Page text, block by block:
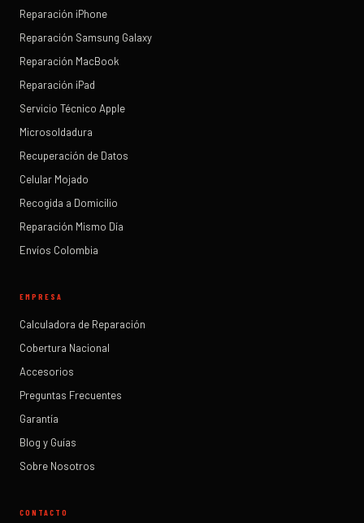
Reparación iPhone
Reparación Samsung Galaxy
Reparación MacBook
Reparación iPad
Servicio Técnico Apple
Microsoldadura
Recuperación de Datos
Celular Mojado
Recogida a Domicilio
Reparación Mismo Día
Envíos Colombia
EMPRESA
Calculadora de Reparación
Cobertura Nacional
Accesorios
Preguntas Frecuentes
Garantía
Blog y Guías
Sobre Nosotros
CONTACTO